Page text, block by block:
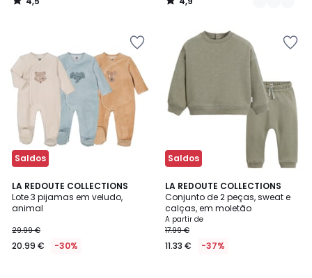
/
/
Saldos
LA REDOUTE COLLECTIONS
Lote 3 pijamas em veludo,
animal
29.99 €
20.99 € -30%
4,6
/ 5
Saldos
LA REDOUTE COLLECTIONS
Conjunto de 2 peças, sweat e
calças, em moletão
A partir de
17.99 €
11.33 € -37%
5
/
5
2
Cores